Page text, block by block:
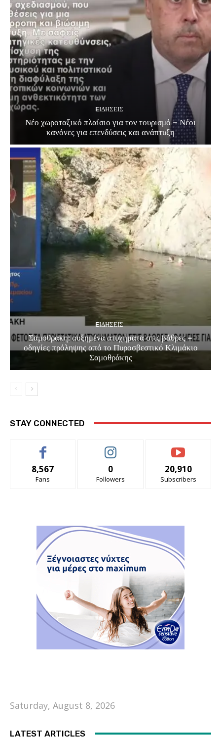
EΙΔΗΣΕΙΣ
Νέο χωροταξικό πλαίσιο για τον τουρισμό – Νέοι
κανόνες για επενδύσεις και ανάπτυξη
EΙΔΗΣΕΙΣ
Σαμοθράκη: αυξημένα ατυχήματα στις βάθρες –
οδηγίες πρόληψης από το Πυροσβεστικό Κλιμάκιο
Σαμοθράκης
STAY CONNECTED
8,567
Fans
0
Followers
20,910
Subscribers
Saturday, August 8, 2026
LATEST ARTICLES